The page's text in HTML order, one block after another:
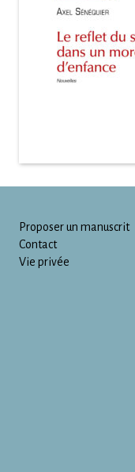
Proposer un manuscrit
Contact
Vie privée